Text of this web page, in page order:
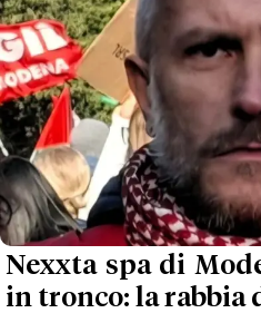
Nexxta spa di
in tronco: la rabbia